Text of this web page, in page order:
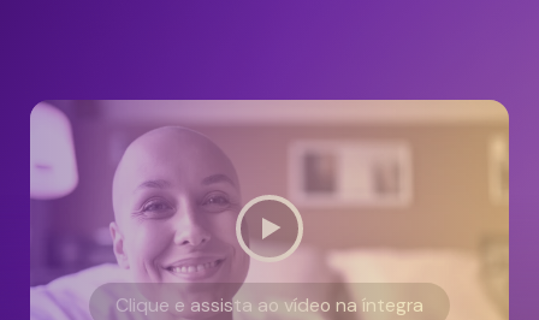
Clique e assista ao vídeo na íntegra